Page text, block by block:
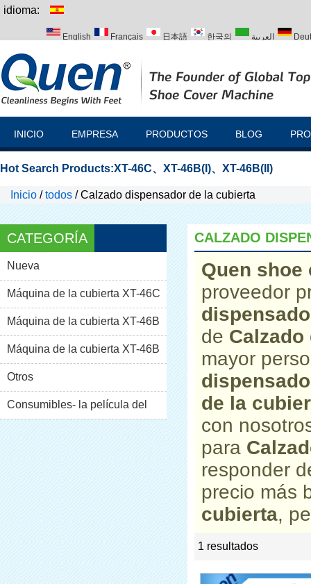
idioma:
English Français 日本語 한국의 العربية
INICIO EMPRESA PRODUCTOS BLOG
Hot Search Products:XT-46C、 XT-46B(I)、 XT-46B(II)
Inicio /todos /Calzado dispensador de la cubierta
CATEGORÍA
Nueva
Máquina de la cubierta XT-46C
Máquina de la cubierta XT-46B
(i)Máquina de la cubierta XT-46B
(II)
Otros
Consumibles- la película del
pvc
CALZADO
Quen
proveedor
de
mayor
de la
con
para
responder
precio más
cubierta,
1 resultados